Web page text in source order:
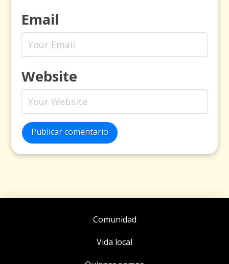
Email
Website
Publicar comentario
Comunidad
Vida local